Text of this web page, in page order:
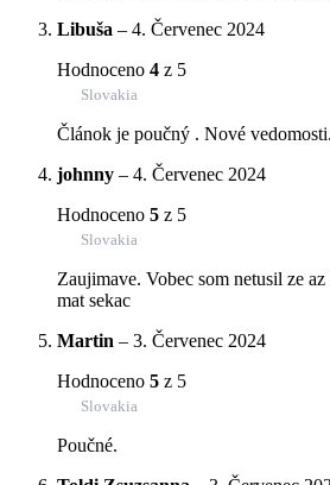
Libuša – 4. Červenec 2024
Hodnoceno 4 z 5
Slovakia
Článok je poučný . Nové
johnny – 4. Červenec 2024
Hodnoceno 5 z 5
Slovakia
Zaujimave. Vobec som netusil ze
mat sekac
Martin – 3. Červenec 2024
Hodnoceno 5 z 5
Slovakia
Poučné.